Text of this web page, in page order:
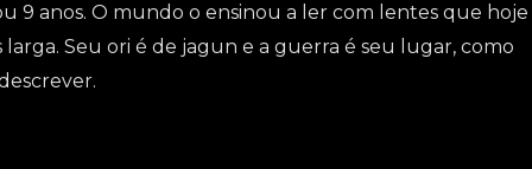
9 anos. O mundo o ensinou a ler com lentes que hoje
larga. Seu ori é de jagun e a guerra é seu lugar, como